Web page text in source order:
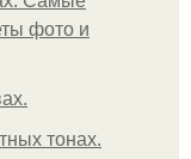
фото и
тонах.